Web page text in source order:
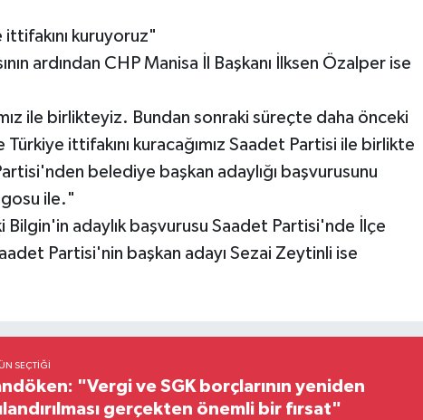
kuruyoruz"
ardından CHP Manisa İl Başkanı İlksen Özalper ise
ile birlikteyiz. Bundan sonraki süreçte daha önceki
ittifakını kuracağımız Saadet Partisi ile birlikte
belediye başkan adaylığı başvurusunu
ile."
Bilgin'in adaylık başvurusu Saadet Partisi'nde İlçe
Partisi'nin başkan adayı Sezai Zeytinli ise
SEÇTIĞI
"Vergi ve SGK borçlarının yeniden
gerçekten önemli bir fırsat"